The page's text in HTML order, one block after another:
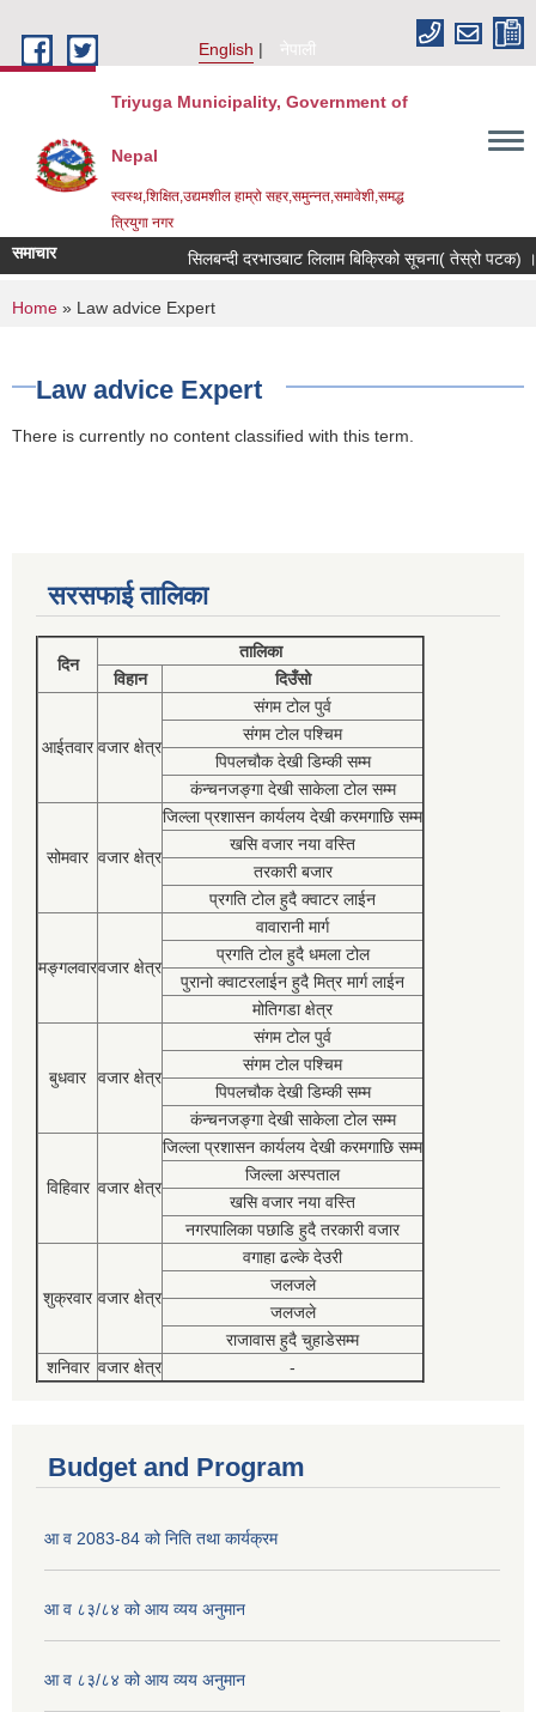
English
नेपाली
Triyuga Municipality, Government of
Nepal
स्वस्थ,शिक्षित,उद्यमशील हाम्रो सहर,समुन्नत,समावेशी,समद्ध
त्रियुगा नगर
समाचार सिलबन्दी दरभाउबाट लिलाम बिक्रिको सूचना( तेस्रो पटक) ।
You are here
Home » Law advice Expert
Law advice Expert
There is currently no content classified with this term.
सरसफाई तालिका
दिन
तालिका
विहान
दिउँसो
आईतवार वजार क्षेत्र
संगम टोल पुर्व
संगम टोल पश्चिम
पिपलचौक देखी डिम्की सम्म
कंन्चनजङ्गा देखी साकेला टोल सम्म
सोमवार वजार क्षेत्र
जिल्ला प्रशासन कार्यलय देखी करमगाछि सम्म
खसि वजार नया वस्ति
तरकारी बजार
प्रगति टोल हुदै क्वाटर लाईन
मङ्गलवारवजार क्षेत्र
वावारानी मार्ग
प्रगति टोल हुदै धमला टोल
पुरानो क्वाटरलाईन हुदै मित्र मार्ग लाईन
मोतिगडा क्षेत्र
बुधवार वजार क्षेत्र
संगम टोल पुर्व
संगम टोल पश्चिम
पिपलचौक देखी डिम्की सम्म
कंन्चनजङ्गा देखी साकेला टोल सम्म
विहिवार वजार क्षेत्र
जिल्ला प्रशासन कार्यलय देखी करमगाछि सम्म
जिल्ला अस्पताल
खसि वजार नया वस्ति
नगरपालिका पछाडि हुदै तरकारी वजार
शुक्रवार वजार क्षेत्र
वगाहा ढल्के देउरी
जलजले
जलजले
राजावास हुदै चुहाडेसम्म
शनिवार वजार क्षेत्र -
Budget and Program
आ व 2083-84 को निति तथा कार्यक्रम
आ व ८३/८४ को आय व्यय अनुमान
आ व ८३/८४ को आय व्यय अनुमान